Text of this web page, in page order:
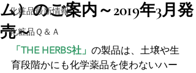
化粧品最新情報
化粧品Ｑ＆Ａ
ム）のご案内～2019年3月発
売～
「THE HERBS社」 の製品は、土壌や生
育段階かにも化学薬品を使わないハー